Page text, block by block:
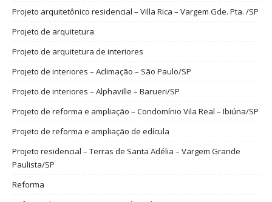
Projeto arquitetônico residencial – Villa Rica – Vargem Gde. Pta. /SP
Projeto de arquitetura
Projeto de arquitetura de interiores
Projeto de interiores – Aclimação – São Paulo/SP
Projeto de interiores – Alphaville – Barueri/SP
Projeto de reforma e ampliação – Condomínio Vila Real – Ibiúna/SP
Projeto de reforma e ampliação de edícula
Projeto residencial – Terras de Santa Adélia – Vargem Grande
Paulista/SP
Reforma